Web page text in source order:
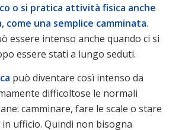
o si pratica attività fisica anche
come una semplice camminata.
essere intenso anche quando ci si
essere stati a lungo seduti.
può diventare così intenso da
difficoltose le normali
camminare, fare le scale o stare
ufficio. Quindi non bisogna